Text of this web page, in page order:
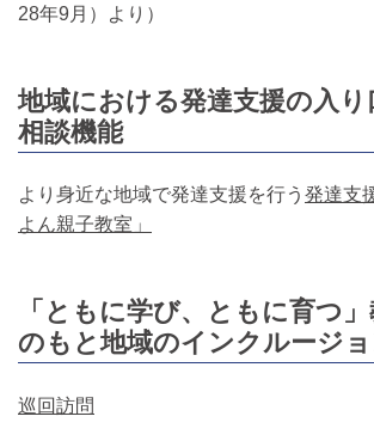
28年9月）より）
地域における発達支援の入
相談機能
より身近な地域で発達支援を行う 発達支
よん親子教室」
「ともに学び、ともに育つ
のもと地域のインクルージ
巡回訪問